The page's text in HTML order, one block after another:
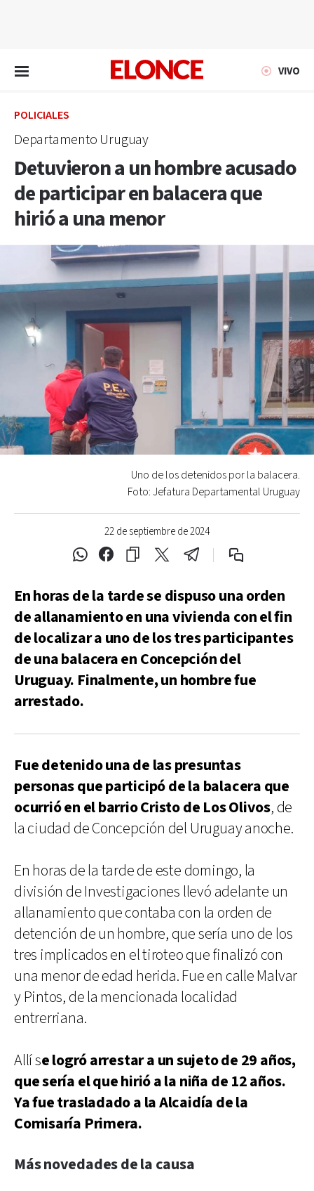
VIVO
POLICIALES
Departamento Uruguay
Detuvieron a un hombre acusado
de participar en balacera que
hirió a una menor
22 de septiembre de 2024
Uno de los detenidos por la balacera.
Foto: Jefatura Departamental Uruguay
En horas de la tarde se dispuso una orden
de allanamiento en una vivienda con el fin
de localizar a uno de los tres participantes
de una balacera en Concepción del
Uruguay. Finalmente, un hombre fue
arrestado.
Fue detenido una de las presuntas
personas que participó de la balacera que
ocurrió en el barrio Cristo de Los Olivos, de
la ciudad de Concepción del Uruguay anoche.
En horas de la tarde de este domingo, la
división de Investigaciones llevó adelante un
allanamiento que contaba con la orden de
detención de un hombre, que sería uno de los
tres implicados en el tiroteo que finalizó con
una menor de edad herida. Fue en calle Malvar
y Pintos, de la mencionada localidad
entrerriana.
Allí se logró arrestar a un sujeto de 29 años,
que sería el que hirió a la niña de 12 años.
Ya fue trasladado a la Alcaidía de la
Comisaría Primera.
Más novedades de la causa